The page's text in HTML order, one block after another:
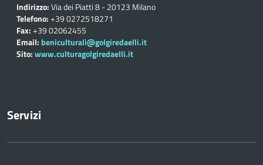
Indirizzo:Via dei Piatti 8 - 20123 Milano
Telefono:+39 0272518271
Fax:+39 02062455
Email: beniculturali@golgiredaelli.it
Sito:www.culturagolgiredaelli.it
Servizi